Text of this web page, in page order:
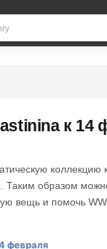
к 14
коллекцию
образом
вещь и помочь